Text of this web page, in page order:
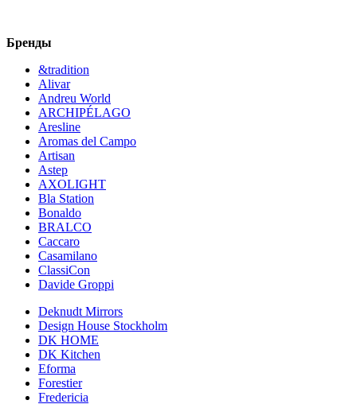
Бренды
&tradition
Alivar
Andreu World
ARCHIPÉLAGO
Aresline
Aromas del Campo
Artisan
Astep
AXOLIGHT
Bla Station
Bonaldo
BRALCO
Caccaro
Casamilano
ClassiCon
Davide Groppi
Deknudt Mirrors
Design House Stockholm
DK HOME
DK Kitchen
Eforma
Forestier
Fredericia